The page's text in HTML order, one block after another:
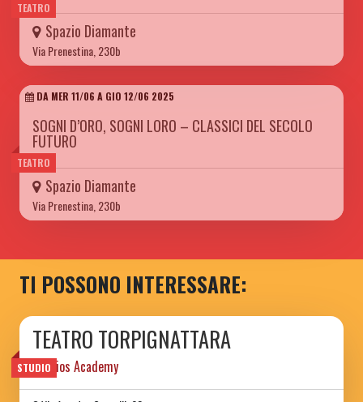
TEATRO
Spazio Diamante
Via Prenestina, 230b
TEATRO
DA MER 11/06 A GIO 12/06 2025
SOGNI D’ORO, SOGNI LORO – CLASSICI DEL SECOLO
FUTURO
Spazio Diamante
Via Prenestina, 230b
TI POSSONO INTERESSARE:
STUDIO
TEATRO TORPIGNATTARA
Studios Academy